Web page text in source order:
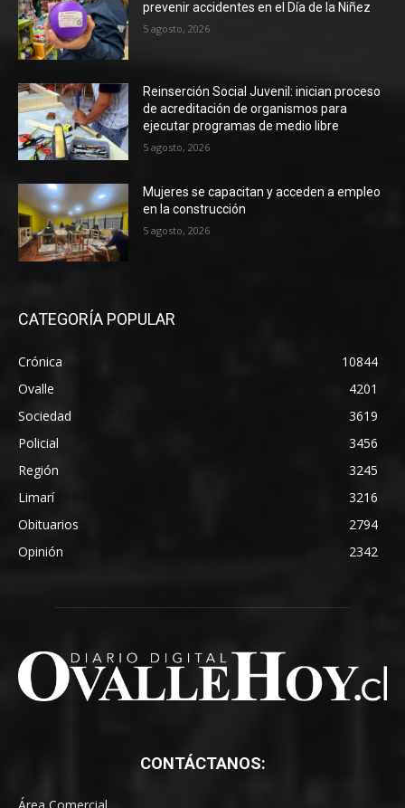
prevenir accidentes en el Día de la Niñez
5 agosto, 2026
Reinserción Social Juvenil: inician proceso
de acreditación de organismos para
ejecutar programas de medio libre
5 agosto, 2026
Mujeres se capacitan y acceden a empleo
en la construcción
5 agosto, 2026
CATEGORÍA POPULAR
Crónica
10844
Ovalle
4201
Sociedad
3619
Policial
3456
Región
3245
Limarí
3216
Obituarios
2794
Opinión
2342
CONTÁCTANOS: